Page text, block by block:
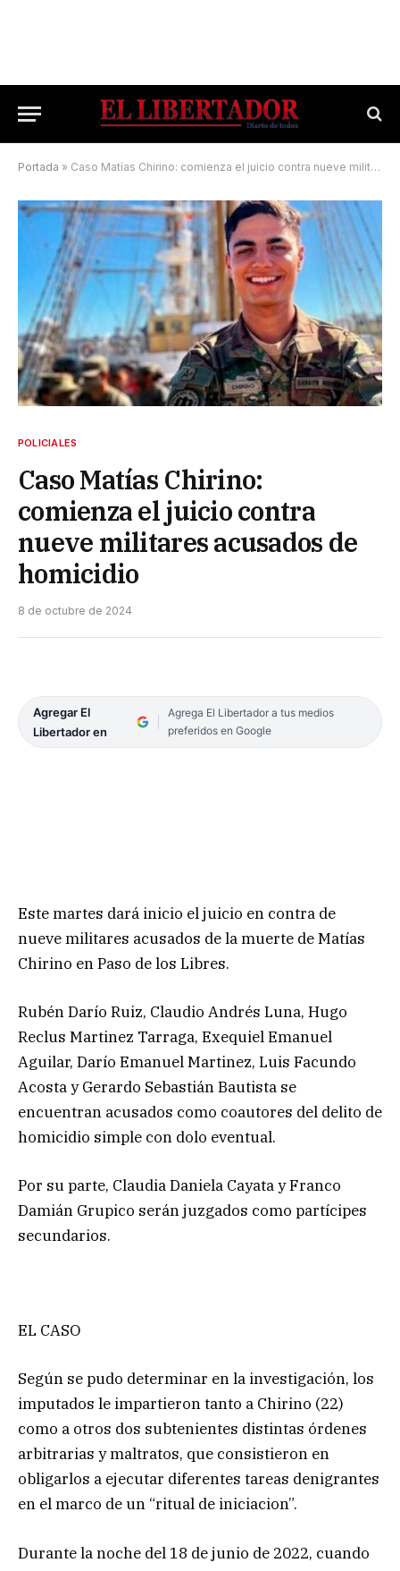
Portada » Caso Matías Chirino: comienza el juicio contra nueve militares acusados de homicidio
POLICIALES
Caso Matías Chirino:
comienza el juicio contra
nueve militares acusados de
homicidio
8 de octubre de 2024
Agregar El
Libertador en
Agrega El Libertador a tus medios
preferidos en Google
Este martes dará inicio el juicio en contra de
nueve militares acusados de la muerte de Matías
Chirino en Paso de los Libres.
Rubén Darío Ruiz, Claudio Andrés Luna, Hugo
Reclus Martinez Tarraga, Exequiel Emanuel
Aguilar, Darío Emanuel Martinez, Luis Facundo
Acosta y Gerardo Sebastián Bautista se
encuentran acusados como coautores del delito de
homicidio simple con dolo eventual.
Por su parte, Claudia Daniela Cayata y Franco
Damián Grupico serán juzgados como partícipes
secundarios.
EL CASO
Según se pudo determinar en la investigación, los
imputados le impartieron tanto a Chirino (22)
como a otros dos subtenientes distintas órdenes
arbitrarias y maltratos, que consistieron en
obligarlos a ejecutar diferentes tareas denigrantes
en el marco de un “ritual de iniciacion”.
Durante la noche del 18 de junio de 2022, cuando